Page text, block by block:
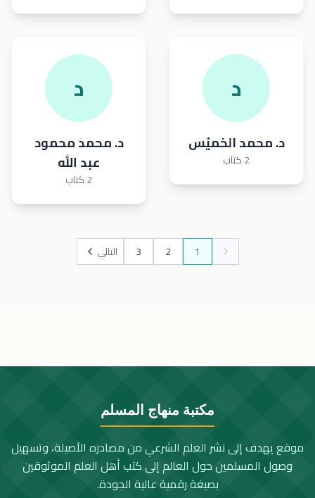
د
د. محمد الخميّس
2 كتاب
د
د. محمد محمود
عبد الله
2 كتاب
1
2
3 التالي
مكتبة منهاج المسلم
موقع يهدف إلى نشر العلم الشرعي من مصادره الأصيلة، وتسهيل
وصول المسلمين حول العالم إلى كتب أهل العلم الموثوقين
بصيغة رقمية عالية الجودة.